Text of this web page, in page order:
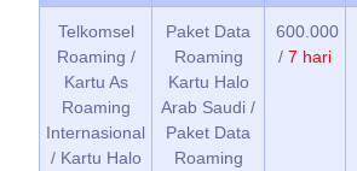
Telkomsel
Roaming /
Kartu As
Roaming
Internasional
/ Kartu Halo
Paket Data
Roaming
Kartu Halo
Arab Saudi /
Paket Data
Roaming
600.000
/ 7 hari